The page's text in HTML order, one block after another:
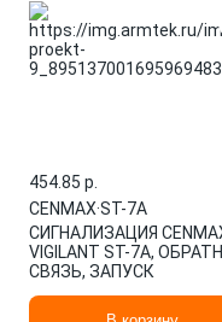
454.85 p.
CENMAX·ST-7A
СИГНАЛИЗАЦИЯ
VIGILANT ST-7A,
СВЯЗЬ, ЗАПУСК